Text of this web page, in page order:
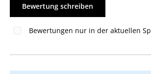
Bewertung schreiben
Bewertungen nur in der aktuellen